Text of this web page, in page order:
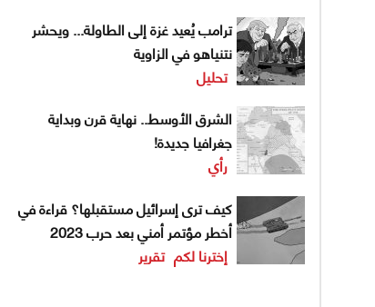
ترامب يُعيد غزة إلى الطاولة... ويحشر
نتنياهو في الزاوية
تحليل
الشرق الأوسط.. نهاية قرن وبداية
جغرافيا جديدة!
رأي
كيف ترى إسرائيل مستقبلها؟ قراءة في
أخطر مؤتمر أمني بعد حرب 2023
إخترنا لكم تقرير